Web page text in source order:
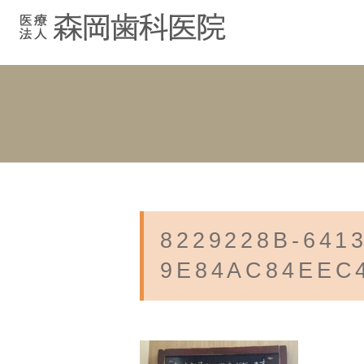
むし歯治療
小児歯科
院長紹介 院内紹介
院長ブログ スタッフブ
8229228B-